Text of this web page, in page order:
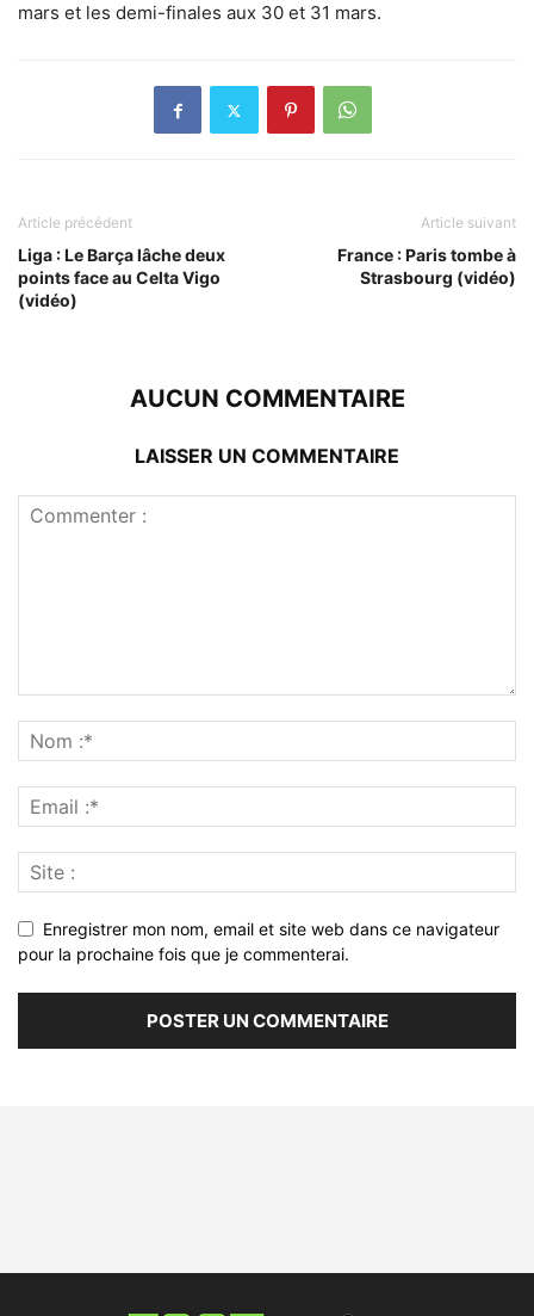
mars et les demi-finales aux 30 et 31 mars.
Article précédent
Liga : Le Barça lâche deux
points face au Celta Vigo
(vidéo)
Article suivant
France : Paris tombe à
Strasbourg (vidéo)
AUCUN COMMENTAIRE
LAISSER UN COMMENTAIRE
Enregistrer mon nom, email et site web dans ce navigateur
pour la prochaine fois que je commenterai.